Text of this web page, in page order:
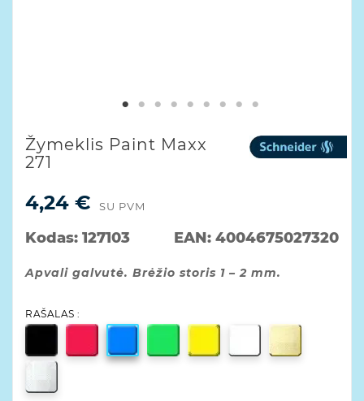
Žymeklis Paint Maxx
271
4,24 € SU PVM
Kodas: 127103 EAN: 4004675027320
Apvali galvutė. Brėžio storis 1 – 2 mm.
RAŠALAS :